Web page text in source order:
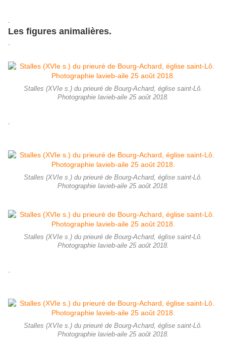
Les figures animalières.
Stalles (XVIe s.) du prieuré de Bourg-Achard, église saint-Lô.
Photographie lavieb-aile 25 août 2018.
Stalles (XVIe s.) du prieuré de Bourg-Achard, église saint-Lô.
Photographie lavieb-aile 25 août 2018.
Stalles (XVIe s.) du prieuré de Bourg-Achard, église saint-Lô.
Photographie lavieb-aile 25 août 2018.
Stalles (XVIe s.) du prieuré de Bourg-Achard, église saint-Lô.
Photographie lavieb-aile 25 août 2018.